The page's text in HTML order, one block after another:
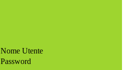
Nome Utente
Password